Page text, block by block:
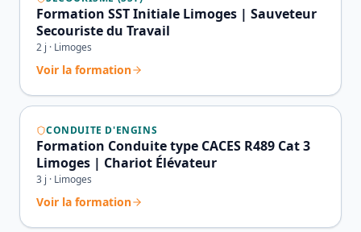
Formation SST Initiale Limoges | Sauveteur
Secouriste du Travail
2 j · Limoges
Voir la formation
CONDUITE D'ENGINS
Formation Conduite type CACES R489 Cat 3
Limoges | Chariot Élévateur
3 j · Limoges
Voir la formation